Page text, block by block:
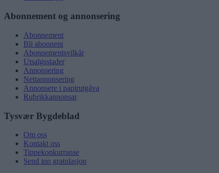
Abonnement og annonsering
Abonnement
Bli abonnent
Abonnementsvilkår
Utsalgsstader
Annonsering
Nettannonsering
Annonsere i papirutgåva
Rubrikkannonsar
Tysvær Bygdeblad
Om oss
Kontakt oss
Tippekonkurranse
Send inn gratulasjon